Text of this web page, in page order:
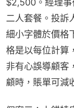
$2,500。經理事
二人套餐。投訴
細小字體於價格
格是以每位計算
非有心誤導顧客
顧時，賬單可減